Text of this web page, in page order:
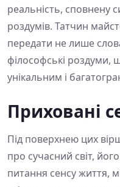
реальність, сповнену
роздумів. Татчин
передати не лише
філософські
унікальним і
Приховані
Під поверхнею цих
про сучасний світ,
питання сенсу життя,